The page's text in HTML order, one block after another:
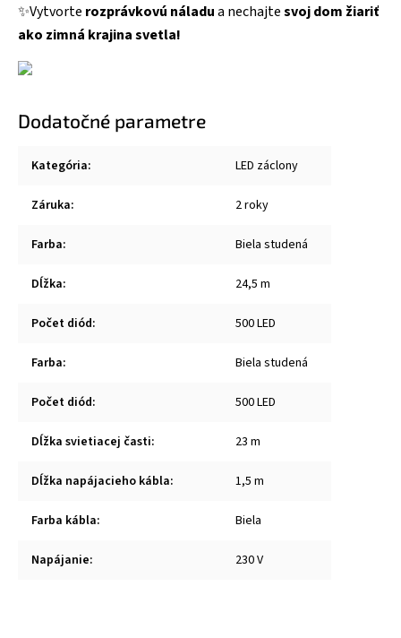
✨Vytvorte rozprávkovú náladua nechajtesvoj dom žiariť
ako zimná krajina svetla!
Dodatočné parametre
Kategória: LED záclony
Záruka: 2 roky
Farba: Biela studená
Dĺžka: 24,5 m
Počet diód: 500 LED
Farba: Biela studená
Počet diód: 500 LED
Dĺžka svietiacej časti: 23 m
Dĺžka napájacieho kábla: 1,5 m
Farba kábla: Biela
Napájanie: 230 V